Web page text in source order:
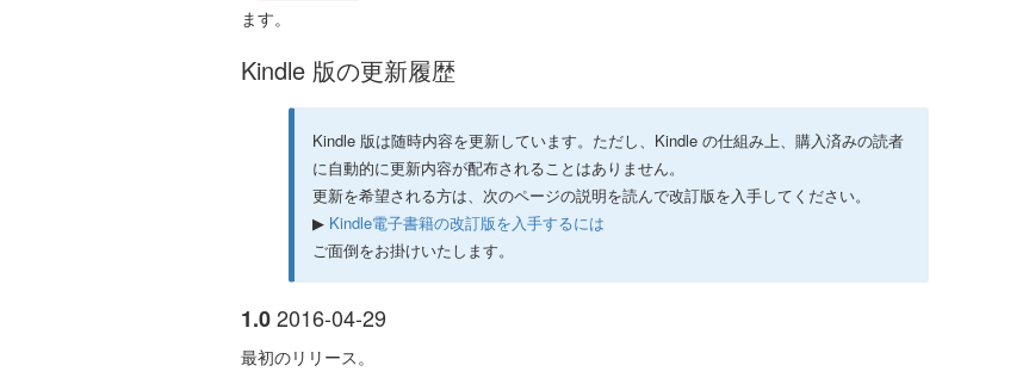
ます。
Kindle 版の更新履歴
Kindle 版は随時内容を更新しています。ただし、Kindle の仕組み上、購入済みの読者
に自動的に更新内容が配布されることはありません。
更新を希望される方は、次のページの説明を読んで改訂版を入手してください。
▶ Kindle電子書籍の改訂版を入手するには
ご面倒をお掛けいたします。
1.02016-04-29
最初のリリース。